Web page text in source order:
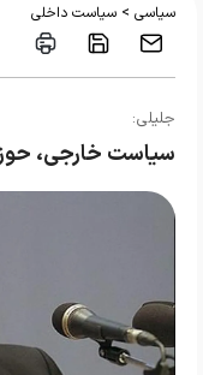
سیاسی > سیاست داخلی
جلیلی:
سیاست خارجی،